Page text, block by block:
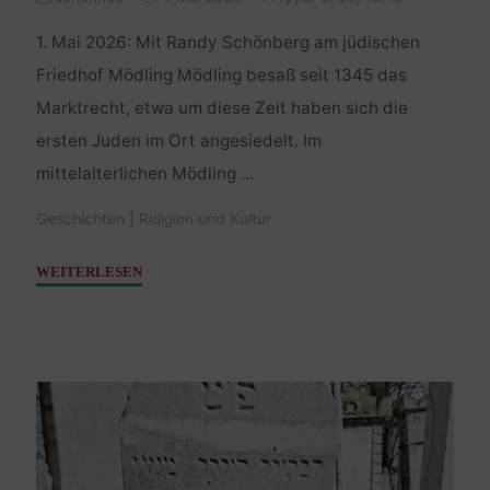
1. Mai 2026: Mit Randy Schönberg am jüdischen
Friedhof Mödling Mödling besaß seit 1345 das
Marktrecht, etwa um diese Zeit haben sich die
ersten Juden im Ort angesiedelt. Im
mittelalterlichen Mödling …
Geschichten Religion und Kultur
WEITERLESEN"Am